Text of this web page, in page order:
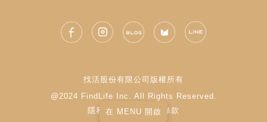
在 MENU 開啟
找活股份有限公司版權所有
@2024 FindLife Inc. All Rights Reserved.
隱私權政策
| 使用條款